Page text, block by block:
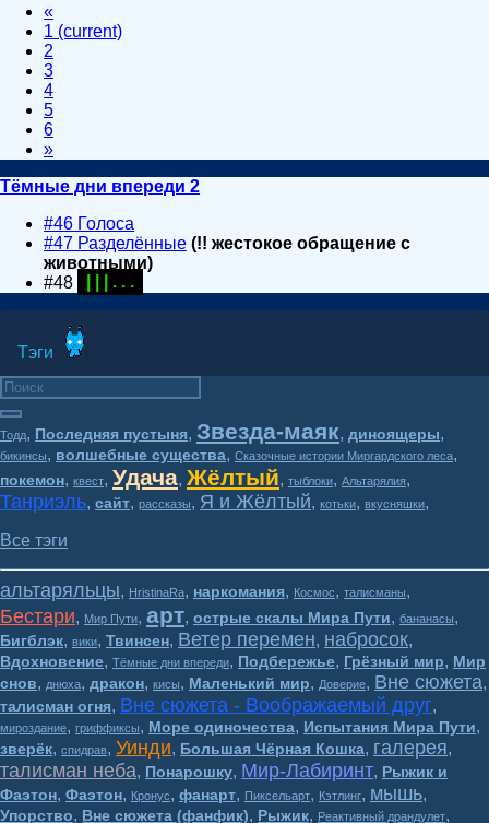
«
1 (current)
2
3
4
5
6
»
Тёмные дни впереди 2
#46 Голоса
#47 Разделённые (!! жестокое обращение с
животными)
#48
| | | . . .
Тэги
Тодд, Последняя пустыня, Звезда-маяк, диноящеры,
бикинсы, волшебные существа, Сказочные истории Миргардского леса,
покемон, квест, Удача, Жёлтый, тыблоки, Альтарялия,
Танриэль, сайт, рассказы, Я и Жёлтый, котьки, вкусняшки,
Все тэги
альтаряльцы, HristinaRa, наркомания, Космос, талисманы,
Бестари, Мир Пути, арт, острые скалы Мира Пути, бананасы,
Бигблэк, вики, Твинсен, Ветер перемен, набросок,
Вдохновение, Тёмные дни впереди, Подбережье, Грёзный мир, Мир
снов, днюха, дракон, кисы, Маленький мир, Доверие, Вне сюжета,
талисман огня, Вне сюжета - Воображаемый друг,
мироздание, гриффиксы, Море одиночества, Испытания Мира Пути,
зверёк, спидрав, Уинди, Большая Чёрная Кошка, галерея,
талисман неба, Понарошку, Мир-Лабиринт, Рыжик и
Фаэтон, Фаэтон, Кронус, фанарт, Пиксельарт, Кэтлинг, мышь,
Упорство, Вне сюжета (фанфик), Рыжик, Реактивный драндулет,